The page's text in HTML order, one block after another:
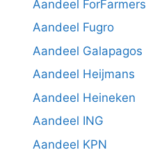
Aandeel ForFarmers
Aandeel Fugro
Aandeel Galapagos
Aandeel Heijmans
Aandeel Heineken
Aandeel ING
Aandeel KPN